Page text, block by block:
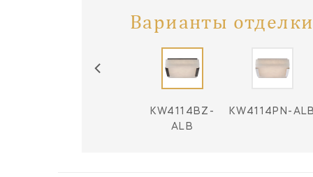
Варианты
KW4114BZ-
ALB
KW4114PN-